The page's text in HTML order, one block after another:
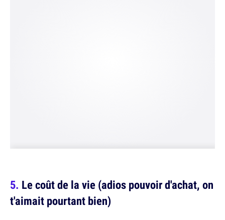
Le coût de la vie (adios pouvoir d'achat, on
t'aimait pourtant bien)